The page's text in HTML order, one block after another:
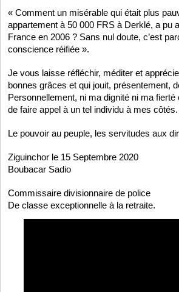
« Comment un misérable qui était plus
appartement à 50 000 FRS à Derklé, a pu
France en 2006 ? Sans nul doute, c’est
conscience réifiée ».
Je vous laisse réfléchir, méditer et
bonnes grâces et qui jouit, présentement,
Personnellement, ni ma dignité ni ma
de faire appel à un tel individu à mes côtés.
Le pouvoir au peuple, les servitudes aux
Ziguinchor le 15 Septembre 2020
Boubacar Sadio
Commissaire divisionnaire de police
De classe exceptionnelle à la retraite.